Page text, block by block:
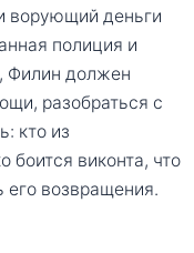
ворующий деньги
полиция и
Филин должен
разобраться с
кто из
боится виконта, что
его возвращения.